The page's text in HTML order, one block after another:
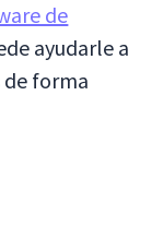
de
ayudarle a
forma